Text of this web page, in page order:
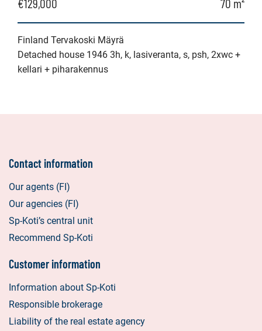
Finland Tervakoski Mäyrä
Detached house 1946 3h, k, lasiveranta, s, psh, 2xwc +
kellari + piharakennus
Contact information
Our agents (FI)
Our agencies (FI)
Sp-Koti’s central unit
Recommend Sp-Koti
Customer information
Information about Sp-Koti
Responsible brokerage
Liability of the real estate agency